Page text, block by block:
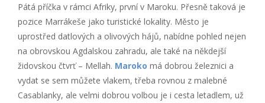
Pátá příčka v rámci Afriky, první v Maroku. Přesně taková je
pozice Marrákeše jako turistické lokality. Město je
uprostřed datlových a olivových hájů, nabídne pohled nejen
na obrovskou Agdalskou zahradu, ale také na někdejší
židovskou čtvrť – Mellah. Maroko má dobrou železnici a
vydat se sem můžete vlakem, třeba rovnou z malebné
Casablanky, ale velmi dobrou volbou je i cesta letadlem, už